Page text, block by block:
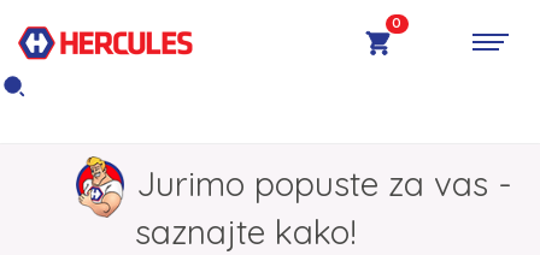
0
Jurimo popuste za vas -
saznajte kako!